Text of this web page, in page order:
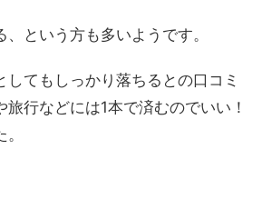
という方も多いようです。
してもしっかり落ちるとの口コミ
旅行などには1本で済むのでいい！